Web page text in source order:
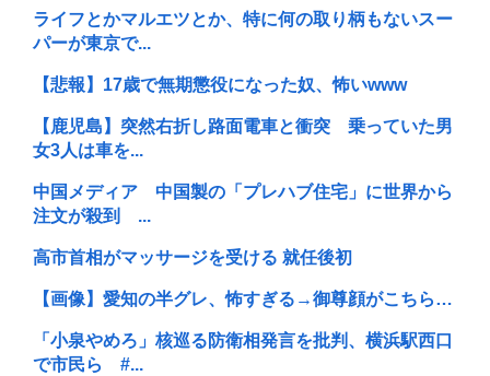
ライフとかマルエツとか、特に何の取り柄もないスー
パーが東京で...
【悲報】17歳で無期懲役になった奴、怖いwww
【鹿児島】突然右折し路面電車と衝突 乗っていた男
女3人は車を...
中国メディア 中国製の「プレハブ住宅」に世界から
注文が殺到 ...
高市首相がマッサージを受ける 就任後初
【画像】愛知の半グレ、怖すぎる→御尊顔がこちら…
「小泉やめろ」核巡る防衛相発言を批判、横浜駅西口
で市民ら #...